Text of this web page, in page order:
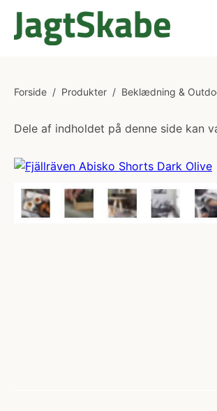
Forside / Produkter / Beklædning &
Dele af indholdet på denne side kan